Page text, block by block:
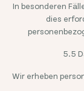
In besonderen
dies
5.5
Wir erheben